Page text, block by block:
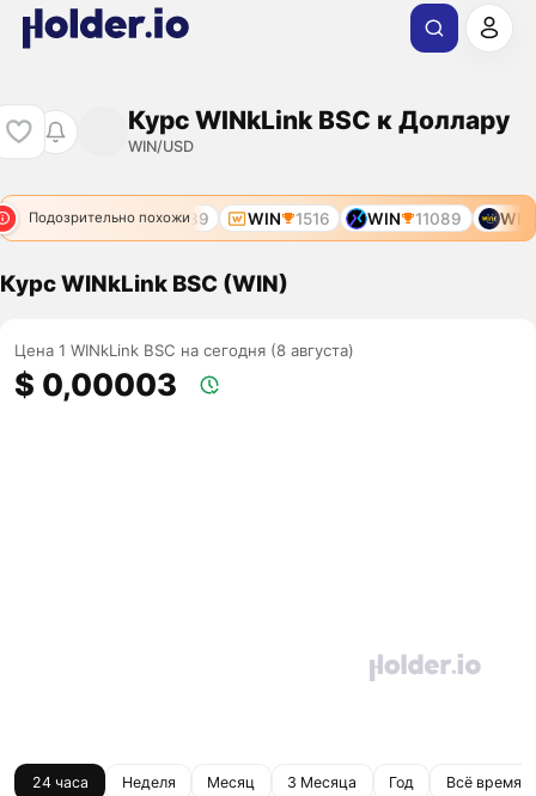
Курс WINkLink BSC к Доллару
WIN/USD
Подозрительно похожи
WIN 639 WIN 1516 WIN 11089 WIN
Курс WINkLink BSC (WIN)
Цена 1 WINkLink BSC на сегодня (8 августа)
$ 0,00003
24 часа Неделя Месяц 3 Месяца Год Всё время